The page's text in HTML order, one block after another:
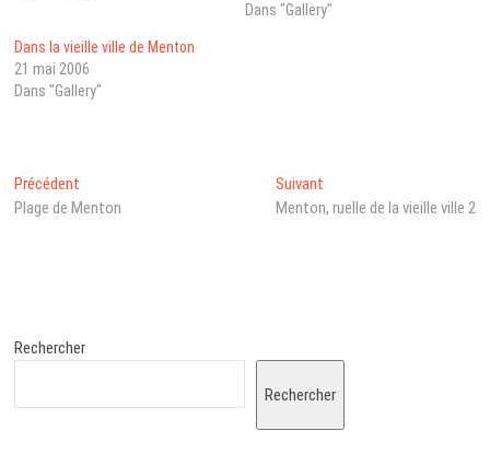
Dans "Gallery"
Dans la vieille ville de Menton
21 mai 2006
Dans "Gallery"
Navigation
de
Précédent
précédent
Plage de Menton
SuivantNext
post:
Menton, ruelle de la vieille ville 2
Rechercher
Rechercher